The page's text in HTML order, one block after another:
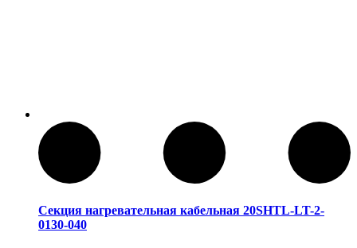
Секция нагревательная кабельная 20SHTL-LT-2-
0130-040